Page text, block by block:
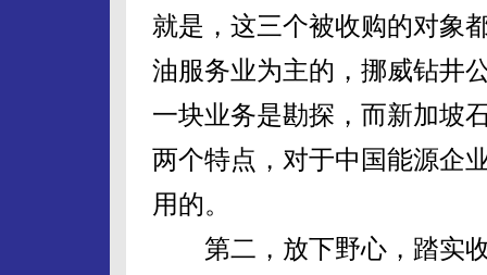
就是，这三个被收购的对象
油服务业为主的，挪威钻井
一块业务是勘探，而新加坡
两个特点，对于中国能源企
用的。
第二，放下野心，踏实收